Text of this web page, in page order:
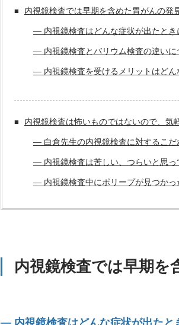
内視鏡検査では早期を含めた胃がんの発
― 内視鏡検査はどんな症状が出たとき
― 内視鏡検査とバリウム検査の違いに
― 内視鏡検査を受けるメリットはどん
内視鏡検査は怖いものではないので、気
― 白倉先生の内視鏡検査に対するこだ
― 内視鏡検査は苦しい、つらいと思っ
― 内視鏡検査中にポリープが見つかっ
内視鏡検査では早期を
― 内視鏡検査はどんな症状が出たと